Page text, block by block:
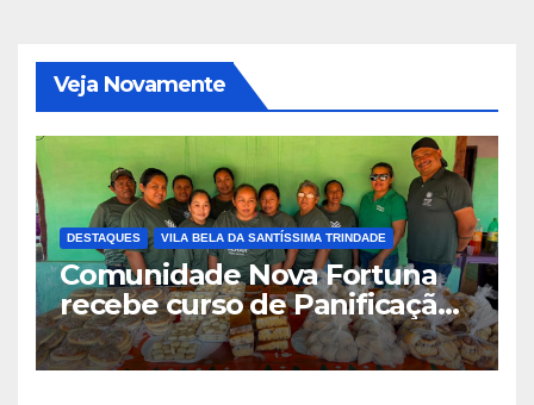
Veja Novamente
DESTAQUES VILA BELA DA SANTÍSSIMA TRINDADE
Comunidade Nova Fortuna
recebe curso de Panificação
Artesanal promovido pelo
SENAR-MT e Sindicato Rural